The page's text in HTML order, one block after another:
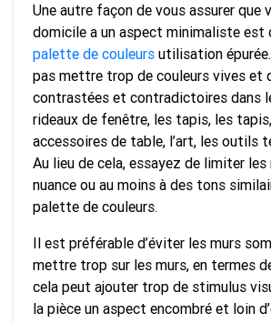
Une autre façon de vous assurer que
domicile a un aspect minimaliste est
palette de couleurs utilisation
pas mettre trop de couleurs vives et
contrastées et contradictoires dans
rideaux de fenêtre, les tapis, les
accessoires de table, l’art, les outils
Au lieu de cela, essayez de limiter les
nuance ou au moins à des tons
palette de couleurs.
Il est préférable d’éviter les murs
mettre trop sur les murs, en termes
cela peut ajouter trop de stimulus
la pièce un aspect encombré et loin